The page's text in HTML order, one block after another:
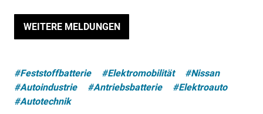
WEITERE MELDUNGEN
#Feststoffbatterie #Elektromobilität
#Nissan
#Autoindustrie
#Antriebsbatterie
#Elektroauto
#Autotechnik